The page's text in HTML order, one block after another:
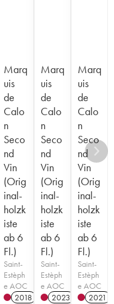
Marq
uis
de
Calo
n
Seco
nd
Vin
(Orig
inal-
holzk
iste
ab 6
Fl.)
Saint-
Estèph
e AOC
2018
T
Marq
uis
de
Calo
n
Seco
nd
Vin
(Orig
inal-
holzk
iste
ab 6
Fl.)
Saint-
Estèph
e AOC
2023
T
Marq
uis
de
Calo
n
Seco
nd
Vin
(Orig
inal-
holzk
iste
ab 6
Fl.)
Saint-
Estèph
e AOC
2021